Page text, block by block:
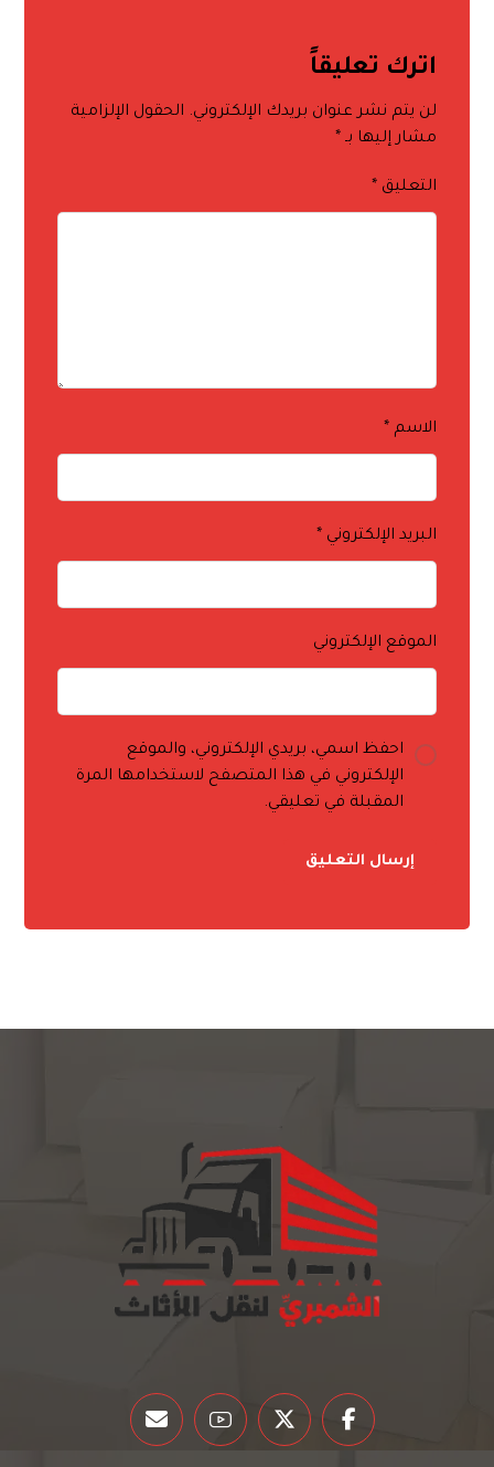
اترك تعليقاً
لن يتم نشر عنوان بريدك الإلكتروني. الحقول الإلزامية
مشار إليها بـ*
التعليق*
الاسم*
البريد الإلكتروني*
الموقع الإلكتروني
احفظ اسمي، بريدي الإلكتروني، والموقع
الإلكتروني في هذا المتصفح لاستخدامها المرة
المقبلة في تعليقي.
إرسال التعليق